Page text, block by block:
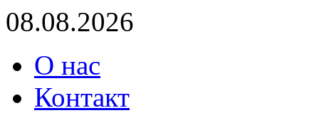
08.08.2026
О нас
Контакт